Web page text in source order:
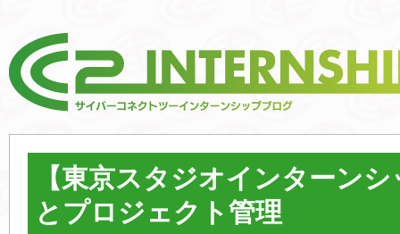
【東京スタジオインターン
とプロジェクト管理